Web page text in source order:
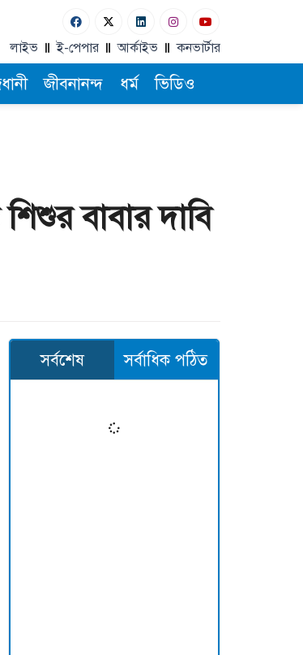
লাইভ ই-পেপার আর্কাইভ কনভার্টার
জীবনানন্দ ধর্ম ভিডিও
বাবার দাবি
সর্বশেষ সর্বাধিক পঠিত